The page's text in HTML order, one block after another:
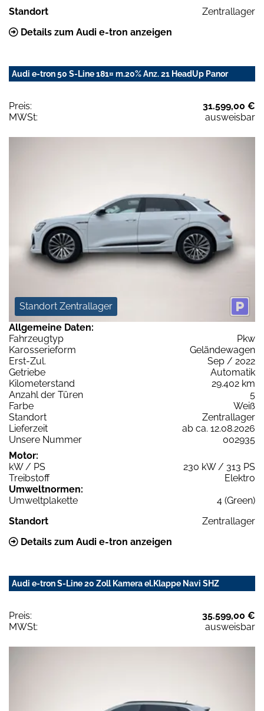
Standort
Zentrallager
Details zum Audi e-tron anzeigen
Audi e-tron 50 S-Line 181¤ m.20% Anz. 21 HeadUp Panor
Preis:
31.599,00 €
MWSt:
ausweisbar
Standort Zentrallager
Allgemeine Daten:
Fahrzeugtyp
Pkw
Karosserieform
Geländewagen
Erst-Zul.
Sep / 2022
Getriebe
Automatik
Kilometerstand
29.402 km
Anzahl der Türen
5
Farbe
Weiß
Standort
Zentrallager
Lieferzeit
ab ca. 12.08.2026
Unsere Nummer
002935
Motor:
kW / PS
230 kW / 313 PS
Treibstoff
Elektro
Umweltnormen:
Umweltplakette
4 (Green)
Standort
Zentrallager
Details zum Audi e-tron anzeigen
Audi e-tron S-Line 20 Zoll Kamera el.Klappe Navi SHZ
Preis:
35.599,00 €
MWSt:
ausweisbar